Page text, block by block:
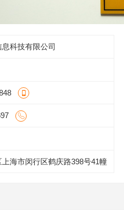
息科技有限公司
上海市闵行区鹤庆路398号41幢